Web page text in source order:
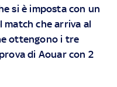
si è imposta con un
che arriva al
ottengono i tre
di Aouar con 2